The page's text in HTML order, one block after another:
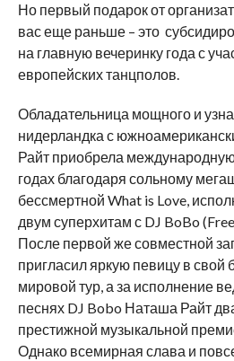
Но первый подарок от
вас еще раньше – это
на главную вечеринку года с
европейских танцполов.
Обладательница мощного и
нидерландка с
Райт приобрела
годах благодаря сольному
бессмертной What is Love,
двум суперхитам с DJ BoBo
После первой же совместной
пригласил яркую певицу в свой
мировой тур, а за исполнение
песнях DJ Bobo Наташа Райт
престижной музыкальной
Однако всемирная слава и